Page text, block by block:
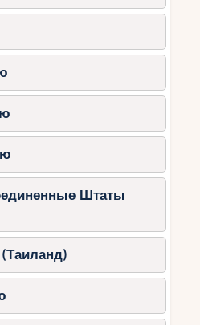
Штаты